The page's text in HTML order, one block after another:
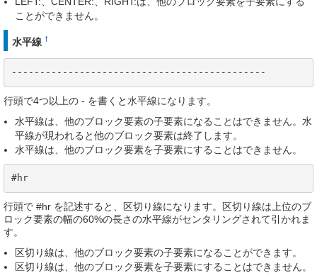
ことができません。
水平線 †
---------------------------------------------
行頭で4つ以上の - を書くと水平線になります。
水平線は、他のブロック要素の子要素になることはできません。水
平線が現われると他のブロック要素は終了します。
水平線は、他のブロック要素を子要素にすることはできません。
#hr
行頭で #hr を記述すると、区切り線になります。区切り線は上位のブ
ロック要素の幅の60%の長さの水平線がセンタリングされて引かれま
す。
区切り線は、他のブロック要素の子要素になることができます。
区切り線は、他のブロック要素を子要素にすることはできません。